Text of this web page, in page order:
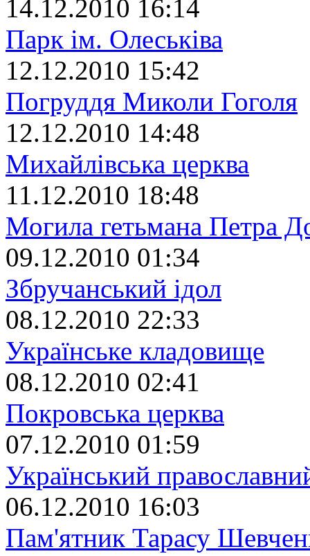
14.12.2010 16:14
Парк ім. Олеськіва
12.12.2010 15:42
Погруддя Миколи Гоголя
12.12.2010 14:48
Михайлівська церква
11.12.2010 18:48
Могила гетьмана Петра
09.12.2010 01:34
Збручанський ідол
08.12.2010 22:33
Українське кладовище
08.12.2010 02:41
Покровська церква
07.12.2010 01:59
Український
06.12.2010 16:03
Пам'ятник Тарасу